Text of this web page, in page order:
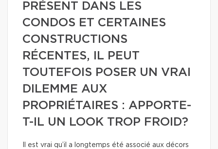
PRÉSENT DANS LES
CONDOS ET CERTAINES
CONSTRUCTIONS
RÉCENTES, IL PEUT
TOUTEFOIS POSER UN VRAI
DILEMME AUX
PROPRIÉTAIRES : APPORTE-
T-IL UN LOOK TROP FROID?
Il est vrai qu’il a longtemps été associé aux décors